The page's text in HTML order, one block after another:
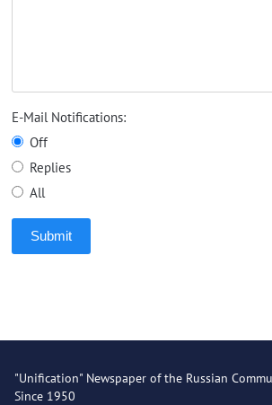
E-Mail Notifications:
Off
Replies
All
Submit
"Unification" Newspaper of the Russian
Since 1950